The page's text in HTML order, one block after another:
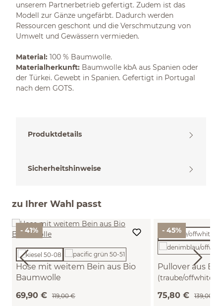
unserem Partnerbetrieb gefertigt. Zudem ist das
Modell zur Gänze ungefärbt. Dadurch werden
Ressourcen geschont und die Verschmutzung von
Umwelt und Gewässern vermieden.
Material: 100 % Baumwolle.
Materialherkunft: Baumwolle kbA aus Spanien oder
der Türkei. Gewebt in Spanien. Gefertigt in Portugal
nach dem GOTS.
Produktdetails
Sicherheitshinweise
zu Ihrer Wahl passt
- 41%
Hose mit weitem Bein aus Bio
Baumwolle
69,90 € 119,00 €
- 45%
Pullover aus
(traube/offwhite
75,80 € 139,00 €